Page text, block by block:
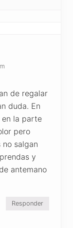
de regalar
duda. En
en la parte
pero
salgan
y
antemano
Responder